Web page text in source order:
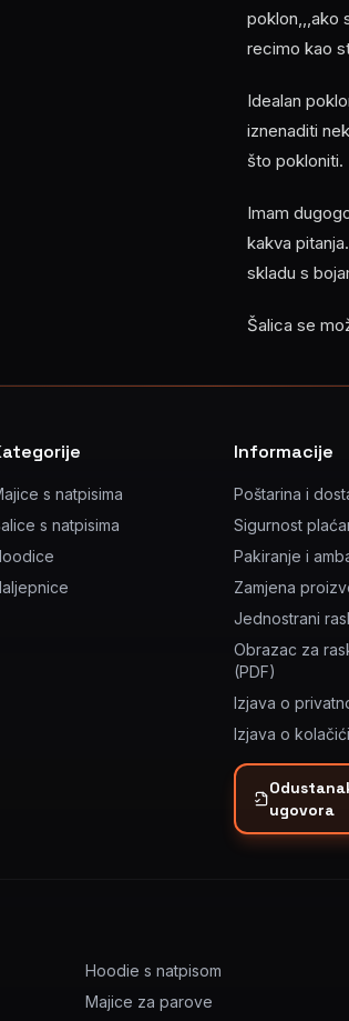
poklon,,,ako
recimo kao
Idealan
iznenaditi
što pokloniti.
Imam
kakva
skladu s
Šalica se
s natpisima
s natpisima
Informacije
Poštarina i
Sigurnost
Pakiranje i
Zamjena
Jednostrani
Obrazac za
(PDF)
Izjava o
Izjava o
ugovora
Hoodie s natpisom
Majice za parove